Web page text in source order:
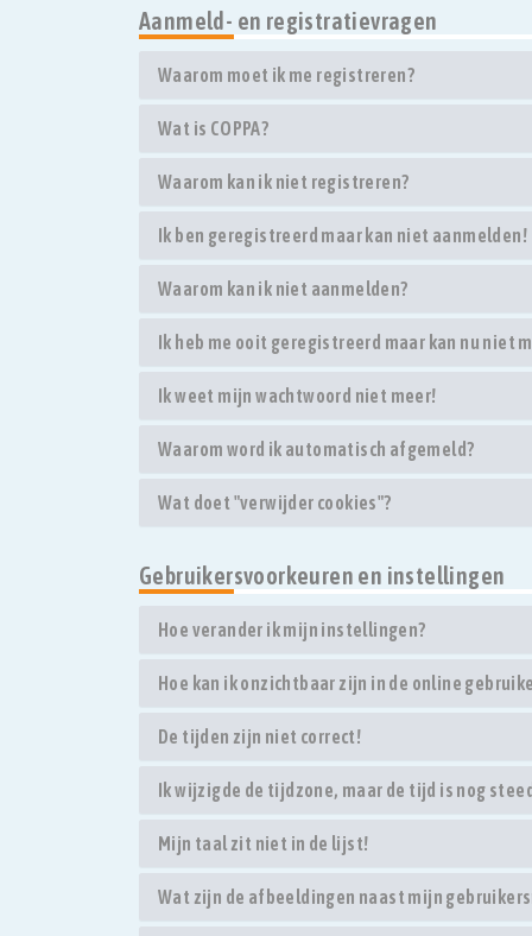
Aanmeld- en registratievragen
Waarom moet ik me registreren?
Wat is COPPA?
Waarom kan ik niet registreren?
Ik ben geregistreerd maar kan niet aanmelden!
Waarom kan ik niet aanmelden?
Ik heb me ooit geregistreerd maar kan nu niet
Ik weet mijn wachtwoord niet meer!
Waarom word ik automatisch afgemeld?
Wat doet "verwijder cookies"?
Gebruikersvoorkeuren en instellingen
Hoe verander ik mijn instellingen?
Hoe kan ik onzichtbaar zijn in de online
De tijden zijn niet correct!
Ik wijzigde de tijdzone, maar de tijd is nog
Mijn taal zit niet in de lijst!
Wat zijn de afbeeldingen naast mijn